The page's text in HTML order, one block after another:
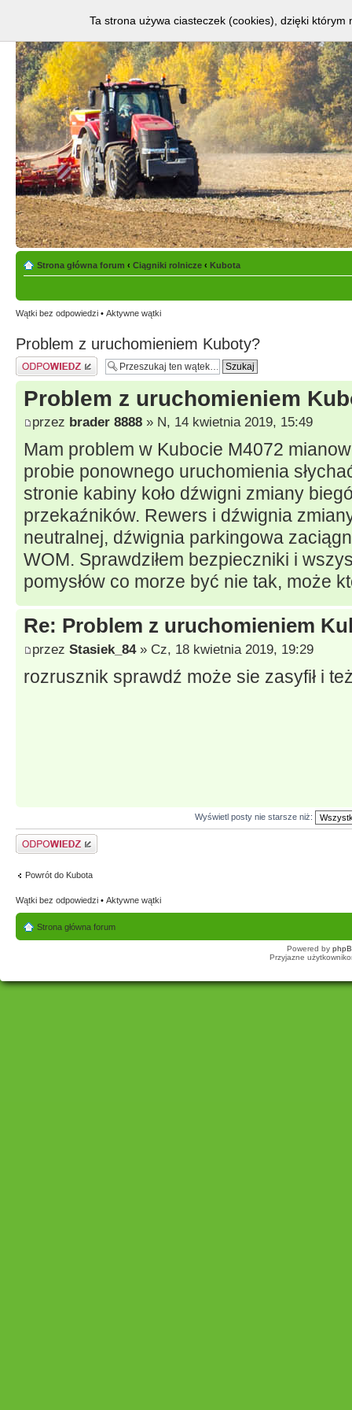
Strona główna forum ‹ Ciągniki rolnicze ‹ Kubota
Wątki bez odpowiedzi • Aktywne wątki
Problem z uruchomieniem Kuboty?
Odpowiedz
Problem z uruchomieniem
przez brader 8888 » N, 14 kwietnia 2019, 15:49
Mam problem w Kubocie M4072
probie ponownego uruchomienia
stronie kabiny koło dźwigni zmiany
przekaźników. Rewers i dźwignia
neutralnej, dźwignia parkingowa
WOM. Sprawdziłem bezpieczniki i
pomysłów co morze być nie tak, może
Re: Problem z uruchomieniem
przez Stasiek_84» Cz, 18 kwietnia 2019, 19:29
rozrusznik sprawdź może sie zasyfił i
Wyświetl posty nie starsze niż:
Odpowiedz
Powrót do Kubota
Wątki bez odpowiedzi • Aktywne wątki
Strona główna forum
Powered by
Przyjazne
Ta strona używa ciasteczek (cookies), dzięki którym